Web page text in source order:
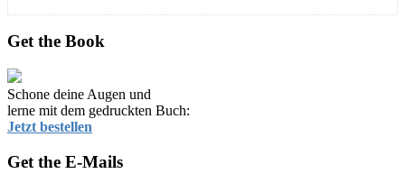
Get the Book
Schone deine Augen und
lerne mit dem gedruckten Buch:
Jetzt bestellen
Get the E-Mails